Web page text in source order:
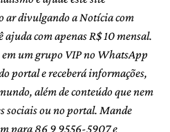
ar divulgando a Notícia com
ajuda com apenas R$ 10 mensal.
em um grupo VIP no WhatsApp
portal e receberá informações,
além de conteúdo que nem
sociais ou no portal. Mande
para 86 9 9556-5907 e